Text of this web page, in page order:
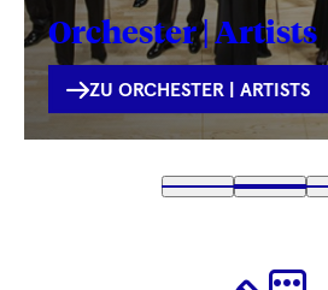
Orchester | Artists
INTERNE
VERLINKUNG
ZU ORCHESTER | ARTISTS
Text
1
Text
2
(
...